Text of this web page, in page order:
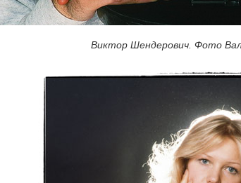
Виктор Шендерович. Фото